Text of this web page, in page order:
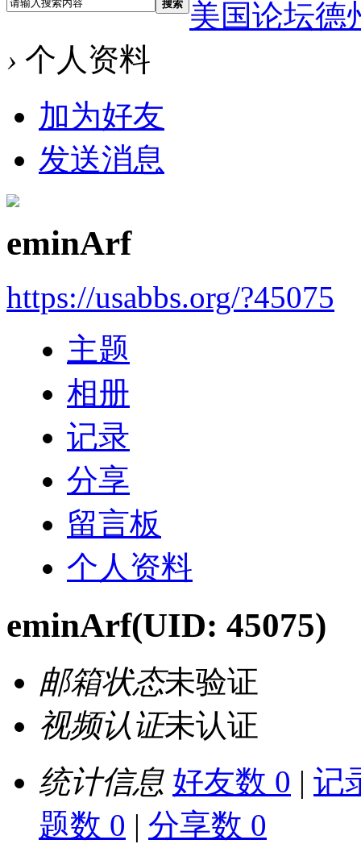
搜索
美国论坛德
› 个人资料
加为好友
发送消息
eminArf
https://usabbs.org/?45075
主题
相册
记录
分享
留言板
个人资料
eminArf(UID: 45075)
邮箱状态未验证
视频认证未认证
统计信息 好友数 0 | 记
题数 0 | 分享数 0